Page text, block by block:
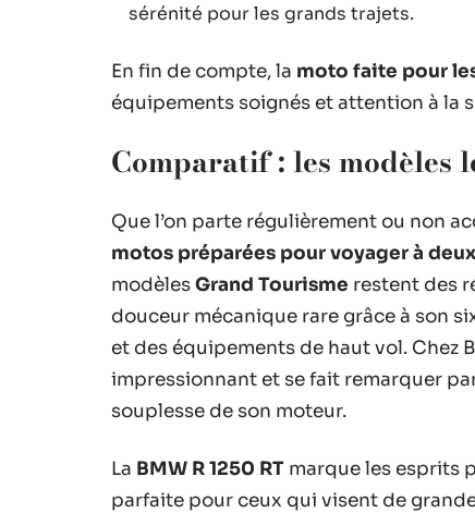
sérénité pour les grands trajets.
En fin de compte, la moto faite pour
équipements soignés et attention à la
Comparatif : les modèles
Que l’on parte régulièrement ou non
motos préparées pour voyager à deux
modèlesGrand Tourisme restent des
douceur mécanique rare grâce à son
et des équipements de haut vol. Chez
impressionnant et se fait remarquer
souplesse de son moteur.
La BMW R 1250 RT marque les esprits
parfaite pour ceux qui visent de